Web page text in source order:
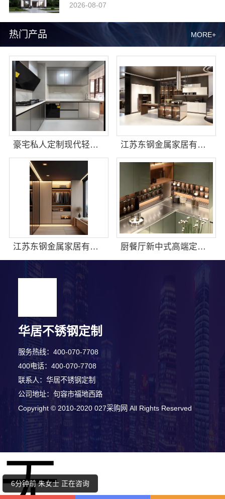
热门产品 MORE+
豪宅私人定制现代轻奢流程揭秘 | 江苏东钢金属家居有限公司一站式服务 江苏东钢金属家居有限公司别墅蚀刻工艺装饰工程报价
江苏东钢金属家居有限公司大平层私人定制极简踢脚线评测 厨餐厅新中式高端定制费用-江苏东钢金属家居有限公司
2026-08-07
华居不锈钢定制
服务热线：400-070-7708
400电话：400-070-7708
联系人：华居不锈钢定制
公司地址：句容市福地西路
Copyright © 2010-2020 027采购网 All Rights Reserved
1分钟前 朱先生 正在咨询
6分钟前 朱女士 正在咨询